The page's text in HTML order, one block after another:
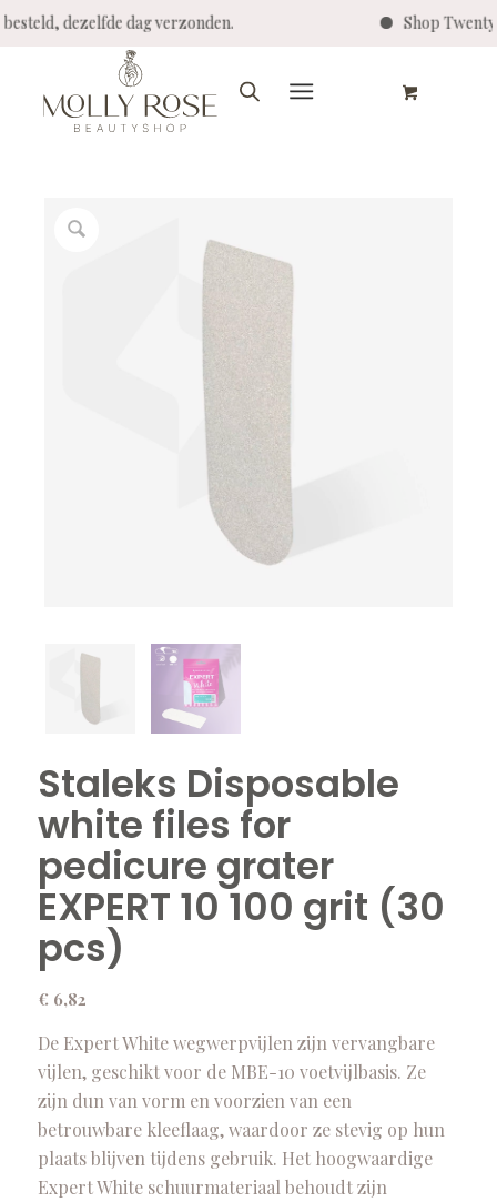
besteld, dezelfde dag verzonden. Shop
Staleks Disposable
white files for
pedicure grater
EXPERT 10 100 grit (30
pcs)
€ 6,82
De Expert White wegwerpvijlen zijn vervangbare
vijlen, geschikt voor de MBE-10 voetvijlbasis. Ze
zijn dun van vorm en voorzien van een
betrouwbare kleeflaag, waardoor ze stevig op hun
plaats blijven tijdens gebruik. Het hoogwaardige
Expert White schuurmateriaal behoudt zijn